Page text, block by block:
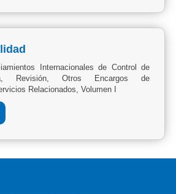
Internacionales de Control de
Revisión, Otros Encargos de
Relacionados, Volumen I